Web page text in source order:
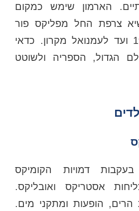
הארמון שימש כמקום
צרפת החל מפליקס פור
בסוף המאה ה19 ועד לעמנואל מקרון. כדאי
הגדול, הספריה ולשוטט
דמויות הקומיקס
אסטריקס ואובליקס.
הופעות ומתקני מים.